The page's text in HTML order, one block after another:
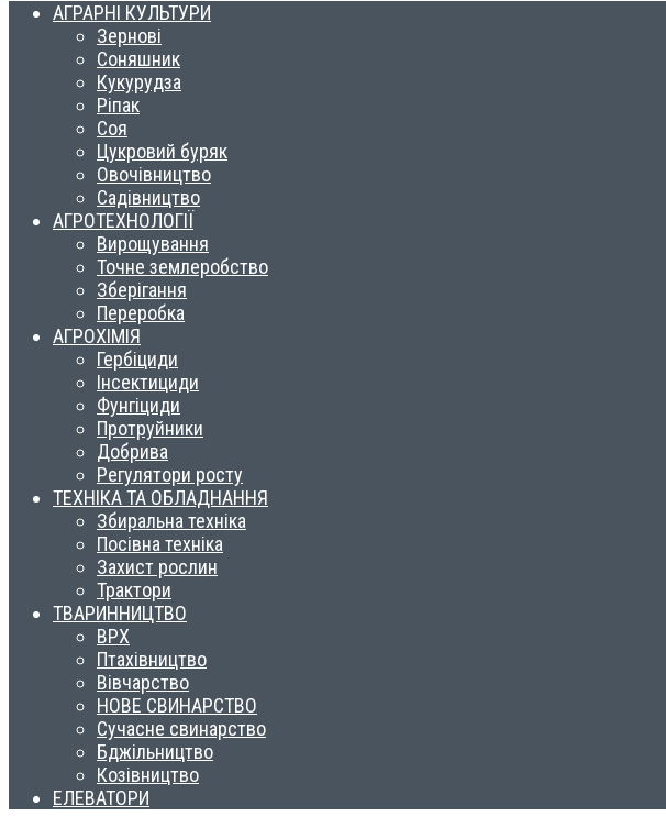
АГРАРНІ КУЛЬТУРИ
Зернові
Соняшник
Кукурудза
Ріпак
Соя
Цукровий буряк
Овочівництво
Садівництво
АГРОТЕХНОЛОГІЇ
Вирощування
Точне землеробство
Зберігання
Переробка
АГРОХІМІЯ
Гербіциди
Інсектициди
Фунгіциди
Протруйники
Добрива
Регулятори росту
ТЕХНІКА ТА ОБЛАДНАННЯ
Збиральна техніка
Посівна техніка
Захист рослин
Трактори
ТВАРИННИЦТВО
ВРХ
Птахівництво
Вівчарство
НОВЕ СВИНАРСТВО
Сучасне свинарство
Бджільництво
Козівництво
ЕЛЕВАТОРИ